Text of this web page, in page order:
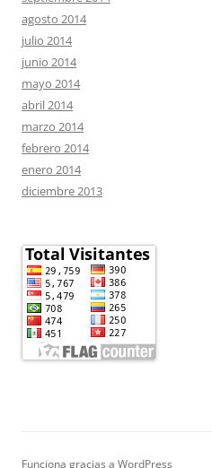
agosto 2014
julio 2014
junio 2014
mayo 2014
abril 2014
marzo 2014
febrero 2014
enero 2014
diciembre 2013
Funciona gracias a WordPress